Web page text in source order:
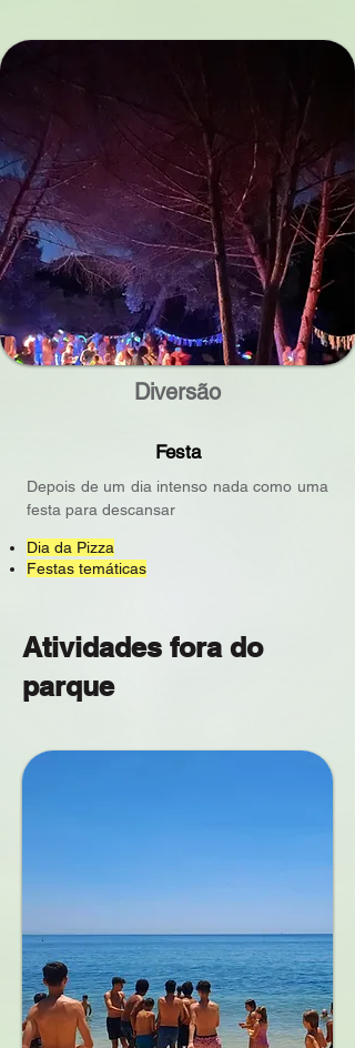
Diversão
Festa
Depois de um dia intenso nada como uma
festa para descansar
Dia da Pizza
Festas temáticas
Atividades fora do
parque